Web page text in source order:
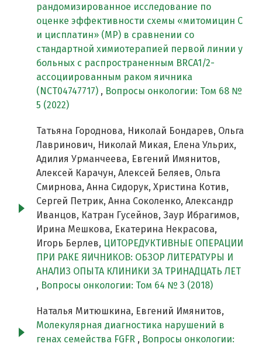
рандомизированное исследование по
оценке эффективности схемы «митомицин С
и цисплатин» (MP) в сравнении со
стандартной химиотерапией первой линии у
больных c распространенным BRCA1/2-
ассоциированным раком яичника
(NCT04747717) , Вопросы онкологии: Том 68 №
5 (2022)
Татьяна Городнова, Николай Бондарев, Ольга
Лавринович, Николай Микая, Елена Ульрих,
Адилия Урманчеева, Евгений Имянитов,
Алексей Карачун, Алексей Беляев, Ольга
Смирнова, Анна Сидорук, Христина Котив,
Сергей Петрик, Анна Соколенко, Александр
Иванцов, Катран Гусейнов, Заур Ибрагимов,
Ирина Мешкова, Екатерина Некрасова,
Игорь Берлев, ЦИТОРЕДУКТИВНЫЕ ОПЕРАЦИИ
ПРИ РАКЕ ЯИЧНИКОВ: ОБЗОР ЛИТЕРАТУРЫ И
АНАЛИЗ ОПЫТА КЛИНИКИ ЗА ТРИНАДЦАТЬ ЛЕТ
, Вопросы онкологии: Том 64 № 3 (2018)
Наталья Митюшкина, Евгений Имянитов,
Молекулярная диагностика нарушений в
генах семейства FGFR , Вопросы онкологии: